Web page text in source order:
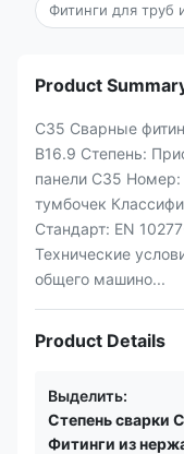
Фитинги для труб
Product
C35 Сварные
B16.9 Степень:
панели C35 Номер:
тумбочек
Стандарт: EN
Технические
общего машино...
Product Details
Выделить:
Степень сварки
Фитинги из